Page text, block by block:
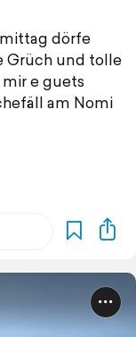
dörfe
Grüch und tolle
e guets
am Nomi